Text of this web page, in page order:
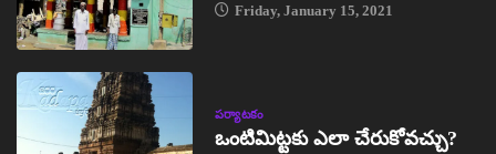
Friday, January 15, 2021
పర్యాటకం
ఒంటిమిట్టకు ఎలా చేరుకోవచ్చు?